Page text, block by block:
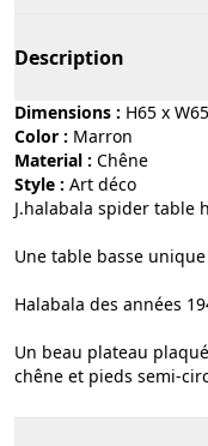
Description
Dimensions : H65 x
Color :
marron
Material :
chêne
Style :
art déco
J.halabala spider table
Une table basse
Halabala des années
Un beau plateau
chêne et pieds semi-